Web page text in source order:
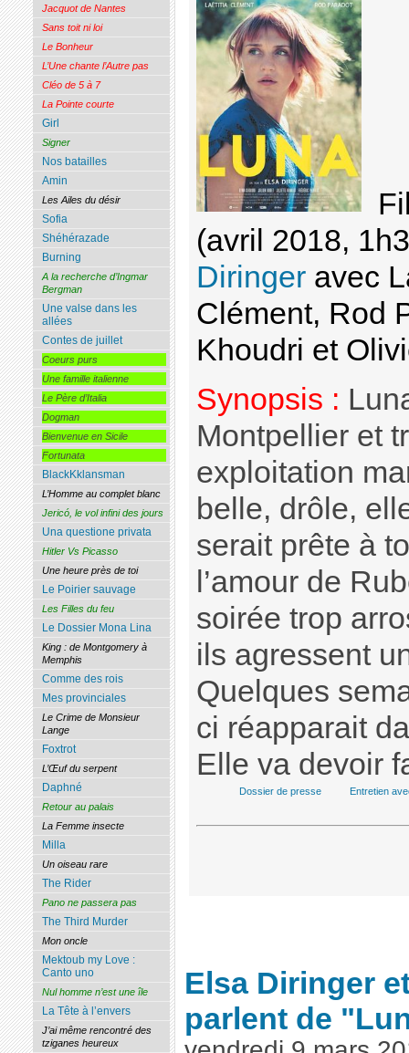
(avril 2018,
Diringeravec
Clément, Rod
Khoudri et
Synopsis :
Montpellier et
exploitation
belle, drôle,
serait prête à
l’amour de
soirée trop
ils agressent
Quelques
ci réapparait
Elle va devoir
Dossier de presse Entretien
Elsa Diringer
parlent de
Jacquot de Nantes
Sans toit ni loi
Le Bonheur
L’Une chante l’Autre pas
Cléo de 5 à 7
La Pointe courte
Girl
Signer
Nos batailles
Amin
Les Ailes du désir
Sofia
Shéhérazade
Burning
A la recherche d’Ingmar
Bergman
Une valse dans les
allées
Contes de juillet
Coeurs purs
Une famille italienne
Le Père d’Italia
Dogman
Bienvenue en Sicile
Fortunata
BlackKklansman
L’Homme au complet blanc
Jericó, le vol infini des jours
Una questione privata
Hitler Vs Picasso
Une heure près de toi
Le Poirier sauvage
Les Filles du feu
Le Dossier Mona Lina
King : de Montgomery à
Memphis
Comme des rois
Mes provinciales
Le Crime de Monsieur
Lange
Foxtrot
L’Œuf du serpent
Daphné
Retour au palais
La Femme insecte
Milla
Un oiseau rare
The Rider
Pano ne passera pas
The Third Murder
Mon oncle
Mektoub my Love :
Canto uno
Nul homme n’est une île
La Tête à l’envers
J’ai même rencontré des
tziganes heureux